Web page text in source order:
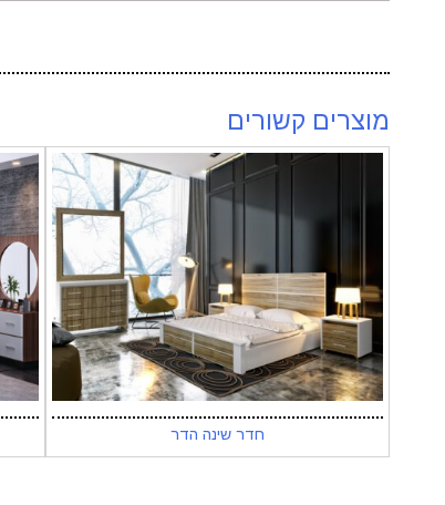
מוצרים קשורים
חדר שינה הדר